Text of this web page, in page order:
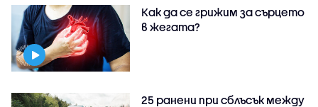
Как да се грижим за сърцето
в жегата?
25 ранени при сблъсък между